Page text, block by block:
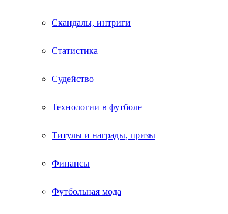
Скандалы, интриги
Статистика
Судейство
Технологии в футболе
Титулы и награды, призы
Финансы
Футбольная мода